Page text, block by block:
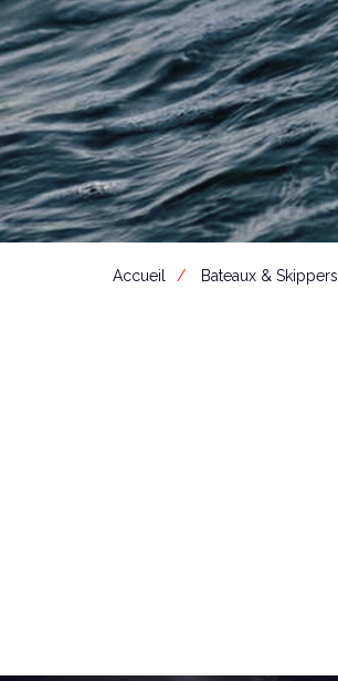
Accueil Bateaux & Skippers